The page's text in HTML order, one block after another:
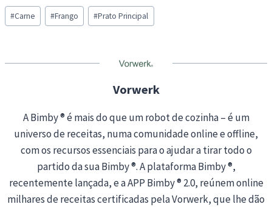
d
g
Post
Tags:
#Carne #Frango #Prato Principal
Vorwerk
A Bimby ® é mais do que um robot de cozinha – é um
universo de receitas, numa comunidade online e offline,
com os recursos essenciais para o ajudar a tirar todo o
partido da sua Bimby ®. A plataforma Bimby ®,
recentemente lançada, e a APP Bimby ® 2.0, reúnem online
milhares de receitas certificadas pela Vorwerk, que lhe dão